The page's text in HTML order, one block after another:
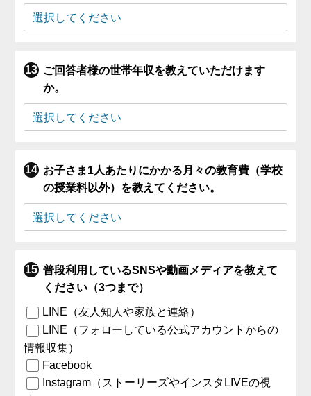
ご回答者様の世帯年収を教えていただけます
か。
お子さま1人あたりにかかる月々の教育費（学校
の授業料以外）を教えてください。
普段利用しているSNSや動画メディアを教えて
ください（3つまで）
LINE（友人知人や家族と連絡）
LINE（フォローしている公式アカウントからの
情報収集）
Facebook
Instagram（ストーリーズやインスタLIVEの視